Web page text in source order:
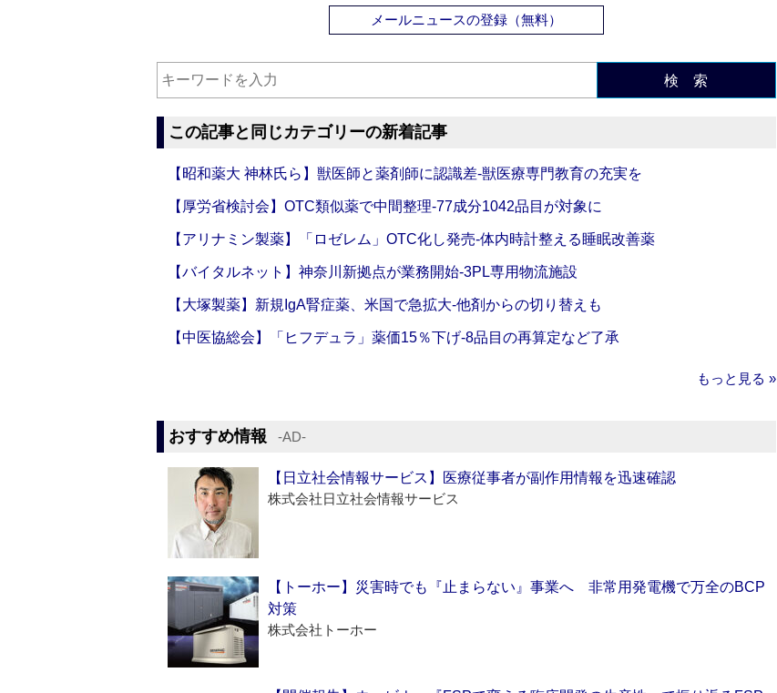
メールニュースの登録（無料）
検 索
この記事と同じカテゴリーの新着記事
【昭和薬大 神林氏ら】獣医師と薬剤師に認識差‐獣医療専門教育の充実を
【厚労省検討会】OTC類似薬で中間整理‐77成分1042品目が対象に
【アリナミン製薬】「ロゼレム」OTC化し発売‐体内時計整える睡眠改善薬
【バイタルネット】神奈川新拠点が業務開始‐3PL専用物流施設
【大塚製薬】新規IgA腎症薬、米国で急拡大‐他剤からの切り替えも
【中医協総会】「ヒフデュラ」薬価15％下げ‐8品目の再算定など了承
もっと見る »
おすすめ情報 ‐AD‐
【日立社会情報サービス】医療従事者が副作用情報を迅速確認
株式会社日立社会情報サービス
【トーホー】災害時でも『止まらない』事業へ 非常用発電機で万全のBCP
対策
株式会社トーホー